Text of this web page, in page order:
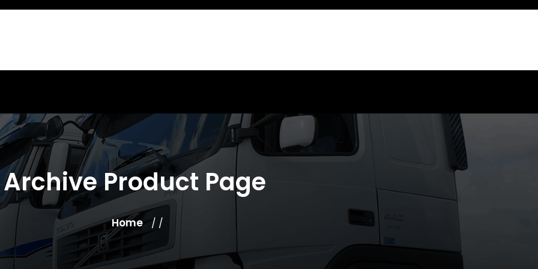
Archive Product Page
Home / /